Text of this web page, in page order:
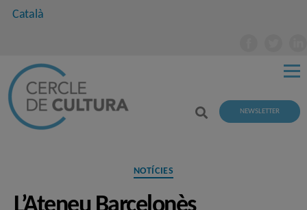
Català
NEWSLETTER
Categories
NOTÍCIES